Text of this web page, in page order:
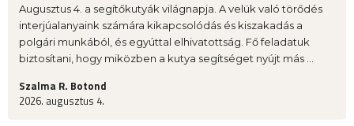
Augusztus 4. a segítőkutyák világnapja. A velük való törődés
interjúalanyaink számára kikapcsolódás és kiszakadás a
polgári munkából, és egyúttal elhivatottság. Fő feladatuk
biztosítani, hogy miközben a kutya segítséget nyújt más ...
Szalma R. Botond
2026. augusztus 4.